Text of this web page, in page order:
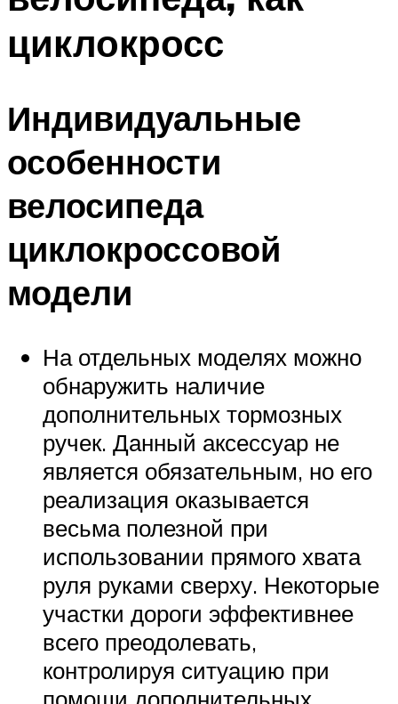
циклокросс
Индивидуальные
особенности
велосипеда
циклокроссовой
модели
На отдельных моделях можно
обнаружить наличие
дополнительных тормозных
ручек. Данный аксессуар не
является обязательным, но его
реализация оказывается
весьма полезной при
использовании прямого хвата
руля руками сверху. Некоторые
участки дороги эффективнее
всего преодолевать,
контролируя ситуацию при